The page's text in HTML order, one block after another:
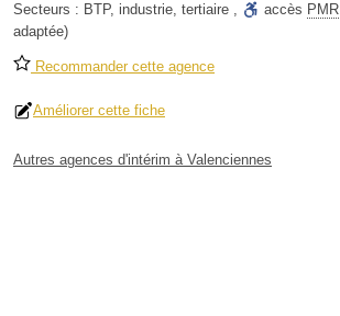
Secteurs : BTP, industrie, tertiaire , accès PMR
adaptée)
Recommander cette agence
Améliorer cette fiche
Autres agences d'intérim à Valenciennes